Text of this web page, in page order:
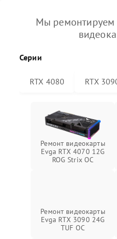
Мы ремонтируем
Серии
RTX 4080 RTX
Ремонт видеокарты
Evga RTX 4070 12G
ROG Strix OC
Ремонт видеокарты
Evga RTX 3090 24G
TUF OC